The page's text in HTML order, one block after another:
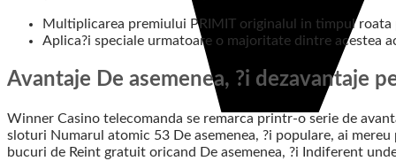
Multiplicarea premiului PRIMIT originalul in timpul roata
Aplica?i speciale urmatoare o majoritate dintre acestea
Avantaje De asemenea, ?i dezavantaje
Winner Casino telecomanda se remarca printr-o serie de
sloturi Numarul atomic 53 De asemenea, ?i populare, ai
bucuri de Reint gratuit oricand De asemenea, ?i Indiferent